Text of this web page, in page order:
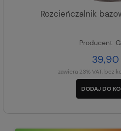
Rozcieńczalnik
Producent:
39,90
zawiera 23% VAT, bez
DODAJ DO